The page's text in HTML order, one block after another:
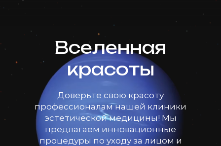
Вселенная
красоты
Доверьте свою красоту
профессионалам нашей клиники
эстетической медицины! Мы
предлагаем инновационные
процедуры по уходу за лицом и